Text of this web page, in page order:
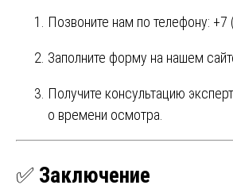
Позвоните нам по телефону:
Заполните форму на нашем
Получите консультацию
о времени осмотра.
✅ Заключение